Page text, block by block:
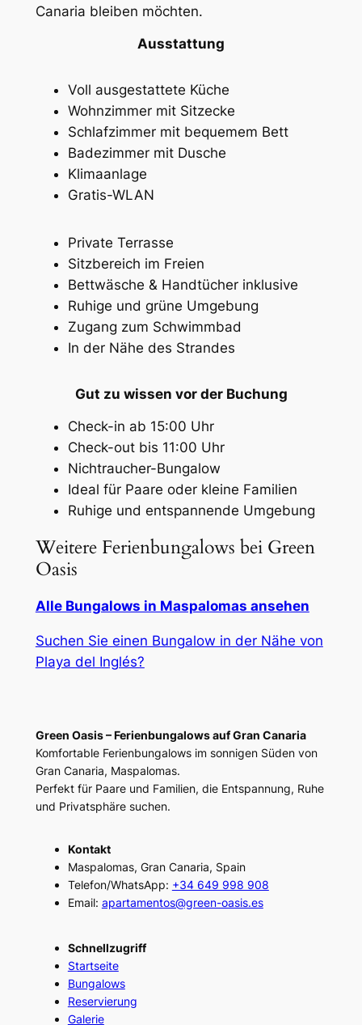
Canaria bleiben möchten.
Ausstattung
Voll ausgestattete Küche
Wohnzimmer mit Sitzecke
Schlafzimmer mit bequemem Bett
Badezimmer mit Dusche
Klimaanlage
Gratis-WLAN
Private Terrasse
Sitzbereich im Freien
Bettwäsche & Handtücher inklusive
Ruhige und grüne Umgebung
Zugang zum Schwimmbad
In der Nähe des Strandes
Gut zu wissen vor der Buchung
Check-in ab 15:00 Uhr
Check-out bis 11:00 Uhr
Nichtraucher-Bungalow
Ideal für Paare oder kleine Familien
Ruhige und entspannende Umgebung
Weitere Ferienbungalows bei Green
Oasis
Alle Bungalows in Maspalomas ansehen
Suchen Sie einen Bungalow in der Nähe von
Playa del Inglés?
Green Oasis – Ferienbungalows auf Gran Canaria
Komfortable Ferienbungalows im sonnigen Süden von
Gran Canaria, Maspalomas.
Perfekt für Paare und Familien, die Entspannung, Ruhe
und Privatsphäre suchen.
Kontakt
Maspalomas, Gran Canaria, Spain
Telefon/WhatsApp: +34 649 998 908
Email: apartamentos@green-oasis.es
Schnellzugriff
Startseite
Bungalows
Reservierung
Galerie